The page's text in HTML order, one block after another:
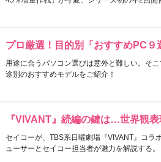
プロ厳選！目的別「おすすめPC９
用途に合うパソコン選びは意外と難しい。そ
途別のおすすめモデルをご紹介！
『VIVANT』続編の鍵は…世界観
セイコーが、TBS系日曜劇場『VIVANT』コラ
ューサーとセイコー担当者が魅力を解説する。